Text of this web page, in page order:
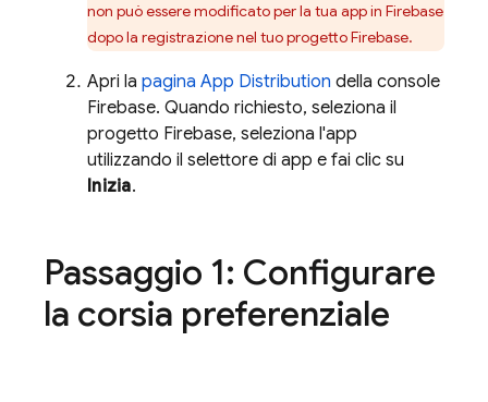
non può essere modificato per la tua app in Firebase
dopo la registrazione nel tuo progetto Firebase.
Apri la pagina App Distribution della console
Firebase. Quando richiesto, seleziona il
progetto Firebase, seleziona l'app
utilizzando il selettore di app e fai clic su
Inizia.
Passaggio 1: Configurare
la corsia preferenziale